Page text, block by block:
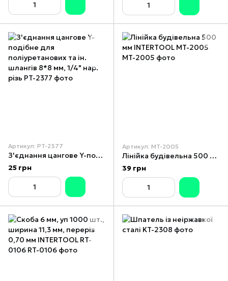
Артикул: PT-2377
З'єднання цангове Y-подібне для поліуретанових та ін. шлангів 8*8 мм, 1/4" нар. різь
25 грн
Артикул: MT-2005
Лінійка будівельна 500 мм INTERTOOL MT-2005
39 грн